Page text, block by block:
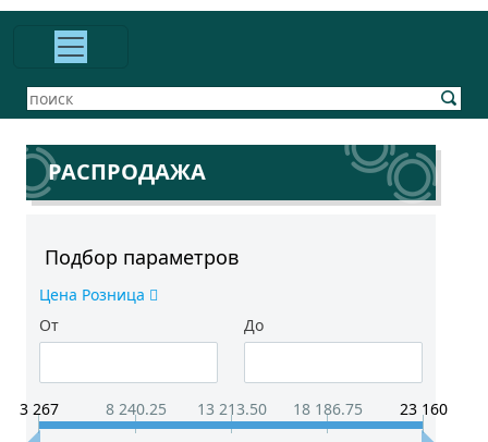
РАСПРОДАЖА
Подбор параметров
Цена Розница
От
До
3 267 8 240.25 13 213.50 18 186.75 23 160